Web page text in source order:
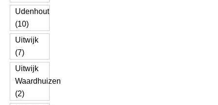
Udenhout
(10)
Uitwijk
(7)
Uitwijk
Waardhuizen
(2)